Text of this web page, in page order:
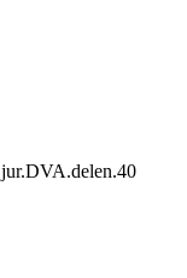
jur.DVA.delen.40